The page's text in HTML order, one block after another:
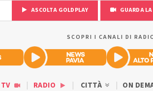
ASCOLTA GOLDPLAY GUARDA
SCOPRI I CANALI DI
RADIO CITTÀ ON